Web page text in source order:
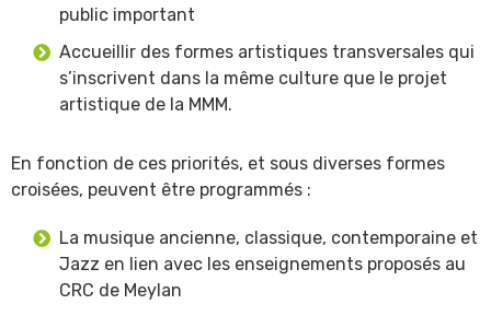
public important
Accueillir des formes artistiques transversales qui
s’inscrivent dans la même culture que le projet
artistique de la MMM.
En fonction de ces priorités, et sous diverses formes
croisées, peuvent être programmés :
La musique ancienne, classique, contemporaine et
Jazz en lien avec les enseignements proposés au
CRC de Meylan